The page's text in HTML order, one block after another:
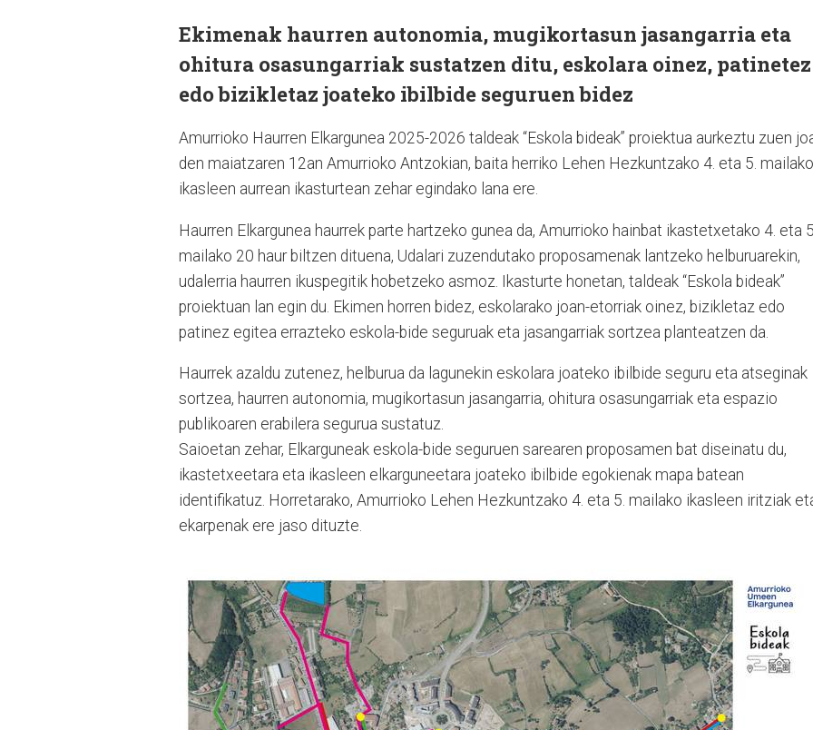
Ekimenak haurren autonomia, mugikortasun jasangarria eta
ohitura osasungarriak sustatzen ditu, eskolara oinez, patinetez
edo bizikletaz joateko ibilbide seguruen bidez
Amurrioko Haurren Elkargunea 2025-2026 taldeak “Eskola bideak” proiektua aurkeztu zuen
den maiatzaren 12an Amurrioko Antzokian, baita herriko Lehen Hezkuntzako 4. eta 5. mailako
ikasleen aurrean ikasturtean zehar egindako lana ere.
Haurren Elkargunea haurrek parte hartzeko gunea da, Amurrioko hainbat ikastetxetako 4. eta 5.
mailako 20 haur biltzen dituena, Udalari zuzendutako proposamenak lantzeko helburuarekin,
udalerria haurren ikuspegitik hobetzeko asmoz. Ikasturte honetan, taldeak “Eskola bideak”
proiektuan lan egin du. Ekimen horren bidez, eskolarako joan-etorriak oinez, bizikletaz edo
patinez egitea errazteko eskola-bide seguruak eta jasangarriak sortzea planteatzen da.
Haurrek azaldu zutenez, helburua da lagunekin eskolara joateko ibilbide seguru eta atseginak
sortzea, haurren autonomia, mugikortasun jasangarria, ohitura osasungarriak eta espazio
publikoaren erabilera segurua sustatuz.
Saioetan zehar, Elkarguneak eskola-bide seguruen sarearen proposamen bat diseinatu du,
ikastetxeetara eta ikasleen elkarguneetara joateko ibilbide egokienak mapa batean
identifikatuz. Horretarako, Amurrioko Lehen Hezkuntzako 4. eta 5. mailako ikasleen iritziak
ekarpenak ere jaso dituzte.